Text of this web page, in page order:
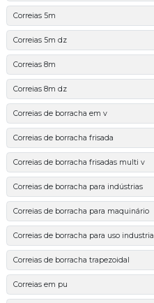
Correias 5m
Correias 5m dz
Correias 8m
Correias 8m dz
Correias de borracha em v
Correias de borracha frisada
Correias de borracha frisadas multi v
Correias de borracha para indústrias
Correias de borracha para maquinário
Correias de borracha para uso industrial
Correias de borracha trapezoidal
Correias em pu